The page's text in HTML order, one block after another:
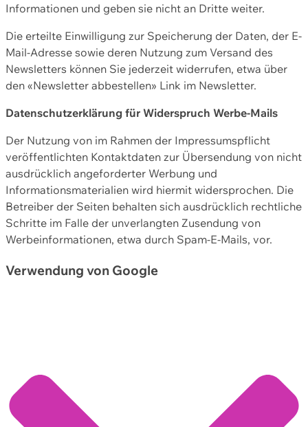
Informationen und geben sie nicht an Dritte weiter.
Die erteilte Einwilligung zur Speicherung der Daten, der E-
Mail-Adresse sowie deren Nutzung zum Versand des
Newsletters können Sie jederzeit widerrufen, etwa über
den «Newsletter abbestellen» Link im Newsletter.
Datenschutzerklärung für Widerspruch Werbe-Mails
Der Nutzung von im Rahmen der Impressumspflicht
veröffentlichten Kontaktdaten zur Übersendung von nicht
ausdrücklich angeforderter Werbung und
Informationsmaterialien wird hiermit widersprochen. Die
Betreiber der Seiten behalten sich ausdrücklich rechtliche
Schritte im Falle der unverlangten Zusendung von
Werbeinformationen, etwa durch Spam-E-Mails, vor.
Verwendung von Google